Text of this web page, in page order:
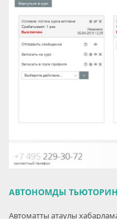
АВТОНОМДЫ
Автоматты атаулы